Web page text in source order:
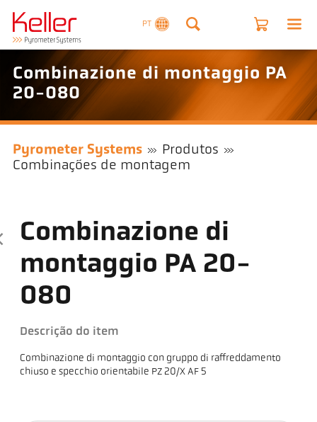
PT
Combinazione di montaggio PA
20-080
Pyrometer Systems
Produtos
Combinações de montagem
Combinazione di
montaggio PA 20-
080
Descrição do item
Combinazione di montaggio con gruppo di raffreddamento
chiuso e specchio orientabile PZ 20/X AF 5